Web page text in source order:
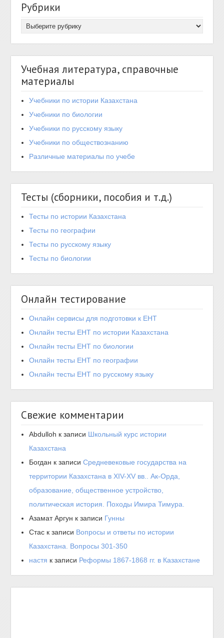
Рубрики
Учебная литература, справочные
материалы
Учебники по истории Казахстана
Учебники по биологии
Учебники по русскому языку
Учебники по обществознанию
Различные материалы по учебе
Тесты (сборники, пособия и т.д.)
Тесты по истории Казахстана
Тесты по географии
Тесты по русскому языку
Тесты по биологии
Онлайн тестирование
Онлайн сервисы для подготовки к ЕНТ
Онлайн тесты ЕНТ по истории Казахстана
Онлайн тесты ЕНТ по биологии
Онлайн тесты ЕНТ по географии
Онлайн тесты ЕНТ по русскому языку
Свежие комментарии
Abdulloh к записи Школьный курс истории
Казахстана
Богдан к записиСредневековые государства на
территории Казахстана в XIV-XV вв.. Ак-Орда,
образование, общественное устройство,
политическая история. Походы Имира Тимура.
Азамат Аргун к записи Гунны
Стас к записи Вопросы и ответы по истории
Казахстана. Вопросы 301-350
настя к записи Реформы 1867-1868 гг. в Казахстане